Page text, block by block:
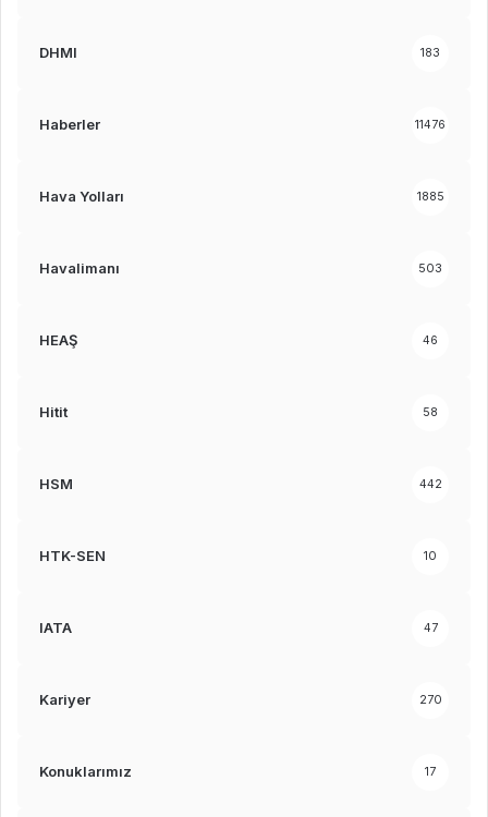
DHMI 183
Haberler 11476
Hava Yolları 1885
Havalimanı 503
HEAŞ 46
Hitit 58
HSM 442
HTK-SEN 10
IATA 47
Kariyer 270
Konuklarımız 17